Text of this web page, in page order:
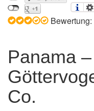
Bewertung:
Panama
Co.